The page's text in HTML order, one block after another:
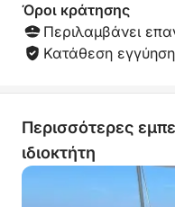
Όροι κράτησης
Περιλαμβάνει
Κατάθεση
Περισσότερες
ιδιοκτήτη